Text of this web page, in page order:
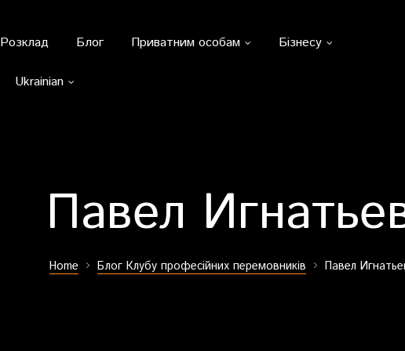
Розклад Блог Приватним особам Бізнесу
Ukrainian
Павел
Home Блог Клубу професійних перемовників Павел